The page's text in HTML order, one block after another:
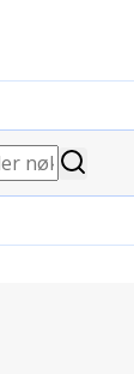
Søkhar